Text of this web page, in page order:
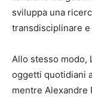
sviluppa una
transdisciplinare
Allo stesso modo,
oggetti quotidiani
mentre Alexandre